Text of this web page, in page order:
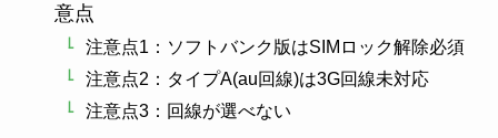
意点
注意点1：ソフトバンク版はSIMロック解除必須
注意点2：タイプA(au回線)は3G回線未対応
注意点3：回線が選べない